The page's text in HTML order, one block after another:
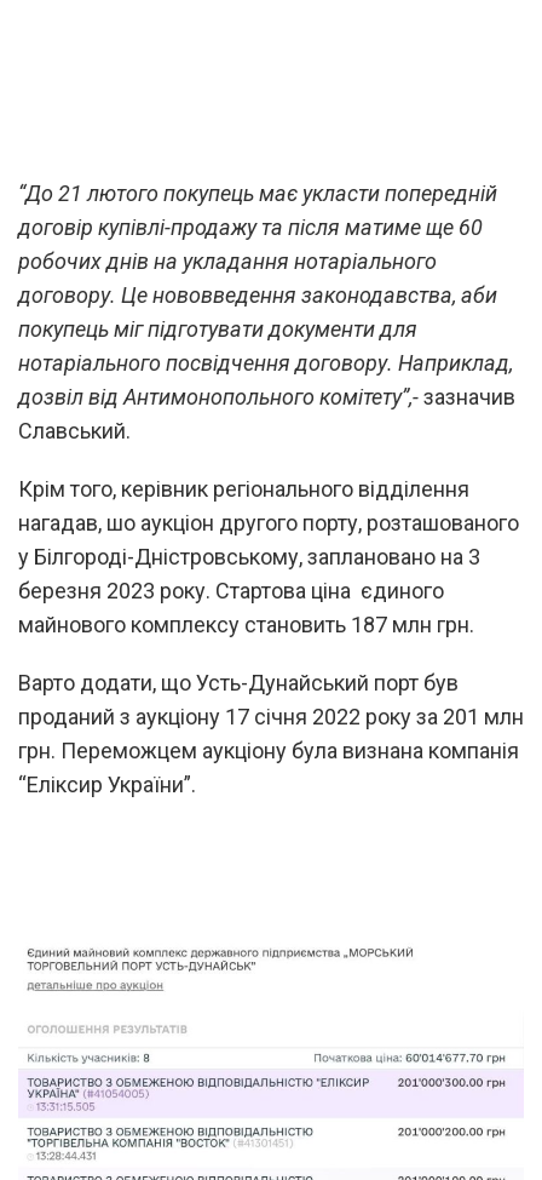
“До 21 лютого покупець має укласти попередній
договір купівлі-продажу та після матиме ще 60
робочих днів на укладання нотаріального
договору. Це нововведення законодавства, аби
покупець міг підготувати документи для
нотаріального посвідчення договору. Наприклад,
дозвіл від Антимонопольного комітету”,-зазначив
Славський.
Крім того, керівник регіонального відділення
нагадав, шо аукціон другого порту, розташованого
у Білгороді-Дністровському, заплановано на 3
березня 2023 року. Стартова ціна єдиного
майнового комплексу становить 187 млн грн.
Варто додати, що Усть-Дунайський порт був
проданий з аукціону 17 січня 2022 року за 201 млн
грн. Переможцем аукціону була визнана компанія
“Еліксир України”.